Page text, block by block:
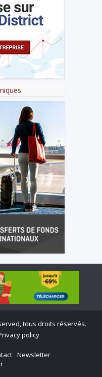
tous droits réservés.
policy
Newsletter